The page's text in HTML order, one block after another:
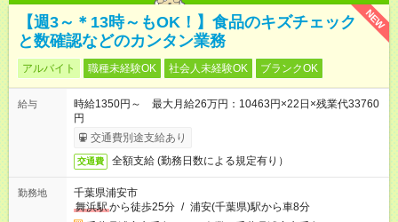
NEW
【週3～＊13時～もOK！】食品のキズチェック
と数確認などのカンタン業務
アルバイト 職種未経験OK 社会人未経験OK ブランクOK
給与
時給1350円～ 最大月給26万円：10463円×22日×残業代33760
円
交通費別途支給あり
交通費 全額支給 (勤務日数による規定有り）
勤務地
千葉県浦安市
舞浜駅から徒歩25分 / 浦安(千葉県)駅から車8分